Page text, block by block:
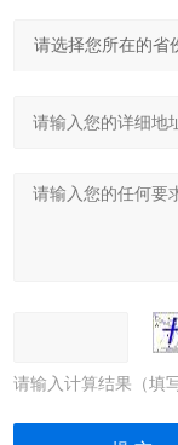
请输入计算结果（填